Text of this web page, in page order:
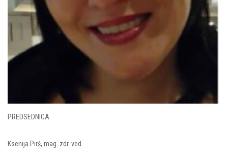
PREDSEDNICA
Ksenija Pirš, mag. zdr. ved